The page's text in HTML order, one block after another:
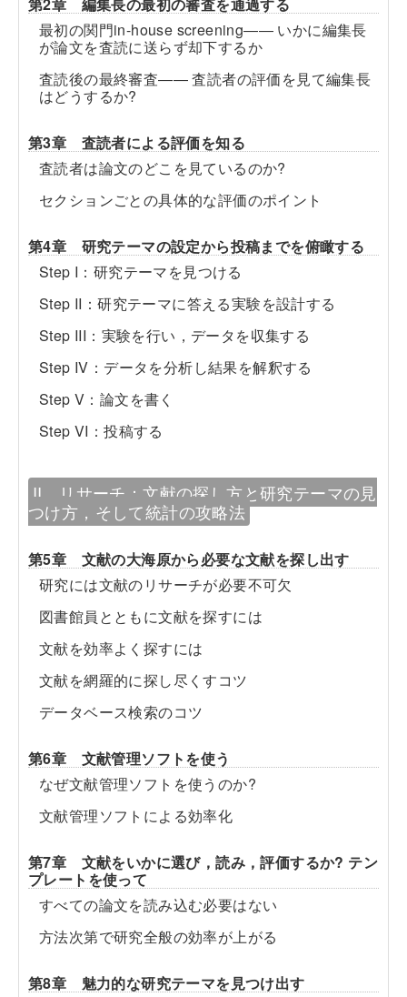
第2章 編集長の最初の審査を通過する
最初の関門in-house screening―― いかに編集長
が論文を査読に送らず却下するか
査読後の最終審査―― 査読者の評価を見て編集長
はどうするか?
第3章 査読者による評価を知る
査読者は論文のどこを見ているのか?
セクションごとの具体的な評価のポイント
第4章 研究テーマの設定から投稿までを俯瞰する
Step I：研究テーマを見つける
Step II：研究テーマに答える実験を設計する
Step III：実験を行い，データを収集する
Step IV：データを分析し結果を解釈する
Step V：論文を書く
Step VI：投稿する
II リサーチ：文献の探し方と研究テーマの見
つけ方，そして統計の攻略法
第5章 文献の大海原から必要な文献を探し出す
研究には文献のリサーチが必要不可欠
図書館員とともに文献を探すには
文献を効率よく探すには
文献を網羅的に探し尽くすコツ
データベース検索のコツ
第6章 文献管理ソフトを使う
なぜ文献管理ソフトを使うのか?
文献管理ソフトによる効率化
第7章 文献をいかに選び，読み，評価するか? テン
プレートを使って
すべての論文を読み込む必要はない
方法次第で研究全般の効率が上がる
第8章 魅力的な研究テーマを見つけ出す